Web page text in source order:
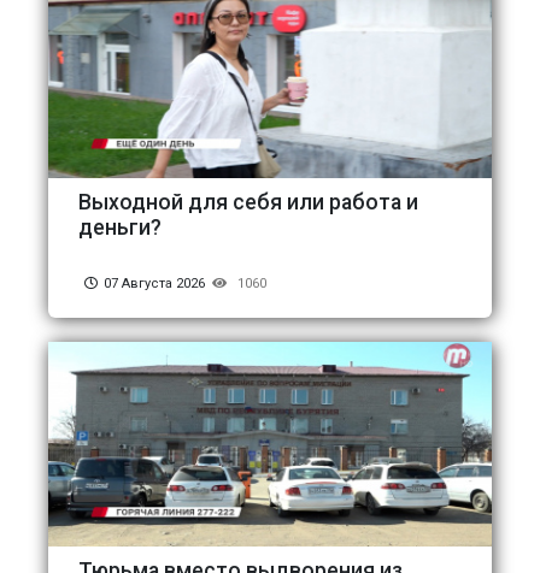
Выходной для себя или работа и
деньги?
07 Августа 2026 1060